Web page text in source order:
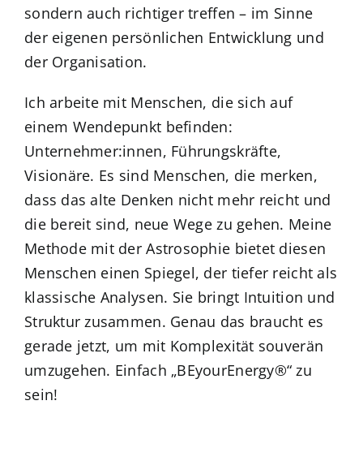
sondern auch richtiger treffen – im Sinne
der eigenen persönlichen Entwicklung und
der Organisation.
Ich arbeite mit Menschen, die sich auf
einem Wendepunkt befinden:
Unternehmer:innen, Führungskräfte,
Visionäre. Es sind Menschen, die merken,
dass das alte Denken nicht mehr reicht und
die bereit sind, neue Wege zu gehen. Meine
Methode mit der Astrosophie bietet diesen
Menschen einen Spiegel, der tiefer reicht als
klassische Analysen. Sie bringt Intuition und
Struktur zusammen. Genau das braucht es
gerade jetzt, um mit Komplexität souverän
umzugehen. Einfach „BEyourEnergy®“ zu
sein!